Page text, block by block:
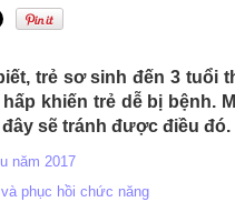
trẻ sơ sinh đến 3 tuổi
khiến trẻ dễ bị bệnh.
sẽ tránh được điều đó.
năm 2017
phục hồi chức năng